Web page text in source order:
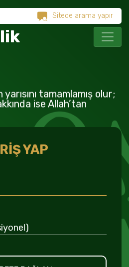
tamamlamış olur;
ise Allah’tan
YAP